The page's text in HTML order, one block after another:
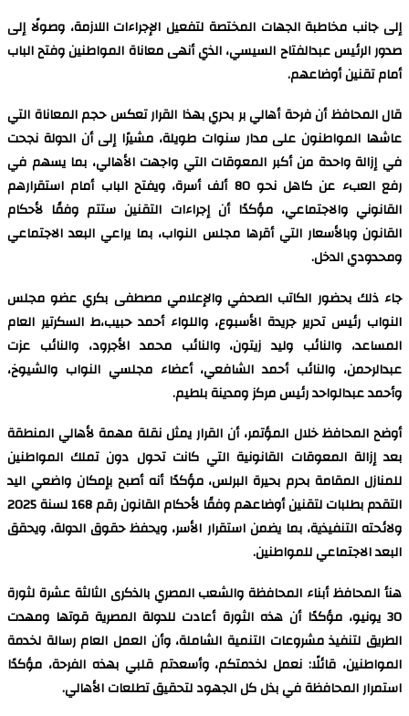
إلى جانب مخاطبة الجهات المختصة لتفعيل الإجراءات اللازمة، وصولًا إلى
صدور الرئيس عبدالفتاح السيسي، الذي أنهى معاناة المواطنين وفتح الباب
أمام تقنين أوضاعهم.
قال المحافظ أن فرحة أهالي بر بحري بهذا القرار تعكس حجم المعاناة التي
عاشها المواطنون على مدار سنوات طويلة، مشيرًا إلى أن الدولة نجحت
في إزالة واحدة من أكبر المعوقات التي واجهت الأهالي، بما يسهم في
رفع العبء عن كاهل نحو 80 ألف أسرة، ويفتح الباب أمام استقرارهم
القانوني والاجتماعي، مؤكدًا أن إجراءات التقنين ستتم وفقًا لأحكام
القانون وبالأسعار التي أقرها مجلس النواب، بما يراعي البعد الاجتماعي
ومحدودي الدخل.
جاء ذلك بحضور الكاتب الصحفي والإعلامي مصطفى بكري عضو مجلس
النواب رئيس تحرير جريدة الأسبوع، واللواء أحمد حبيب،ط السكرتير العام
المساعد، والنائب وليد زيتون، والنائب محمد الأجرود، والنائب عزت
عبدالرحمن، والنائب أحمد الشافعي، أعضاء مجلسي النواب والشيوخ،
وأحمد عبدالواحد رئيس مركز ومدينة بلطيم.
أوضح المحافظ خلال المؤتمر، أن القرار يمثل نقلة مهمة لأهالي المنطقة
بعد إزالة المعوقات القانونية التي كانت تحول دون تملك المواطنين
للمنازل المقامة بحرم بحيرة البرلس، مؤكدًا أنه أصبح بإمكان واضعي اليد
التقدم بطلبات لتقنين أوضاعهم وفقًا لأحكام القانون رقم 168 لسنة 2025
ولائحته التنفيذية، بما يضمن استقرار الأسر، ويحفظ حقوق الدولة، ويحقق
البعد الاجتماعي للمواطنين.
هنأ المحافظ أبناء المحافظة والشعب المصري بالذكرى الثالثة عشرة لثورة
30 يونيو، مؤكدًا أن هذه الثورة أعادت للدولة المصرية قوتها ومهدت
الطريق لتنفيذ مشروعات التنمية الشاملة، وأن العمل العام رسالة لخدمة
المواطنين، قائلًا: نعمل لخدمتكم، وأسعدتم قلبي بهذه الفرحة، مؤكدًا
استمرار المحافظة في بذل كل الجهود لتحقيق تطلعات الأهالي.